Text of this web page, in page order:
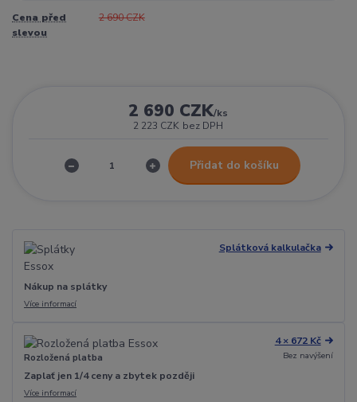
Cena před
slevou
2 690 CZK
2 690 CZK/ks
2 223 CZK bez DPH
Přidat do košíku
Splátková kalkulačka
Nákup na splátky
Více informací
Rozložená platba
4 × 672 Kč
Bez navýšení
Zaplať jen 1/4 ceny a zbytek později
Více informací